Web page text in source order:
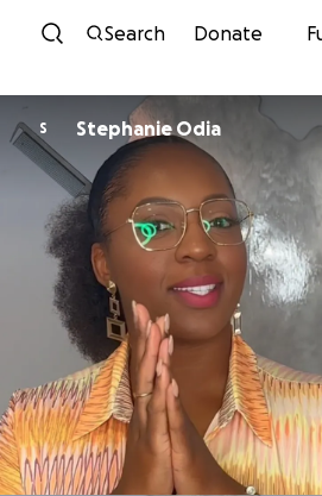
Skip to
Search Donate
S Stephanie Odia